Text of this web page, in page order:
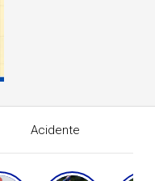
Acidente